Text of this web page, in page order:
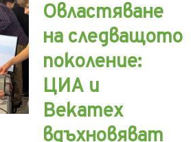
Овластяване
на следващото
поколение:
ЦИА и
Векатех
вдъхновяват